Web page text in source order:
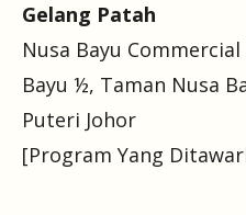
Gelang Patah
Nusa Bayu
Bayu ½, Taman Nusa
Puteri Johor
[Program Yang